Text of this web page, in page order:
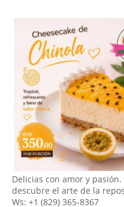
Delicias con amor y pasión.
descubre el arte de la
Ws: +1 (829) 365-8367